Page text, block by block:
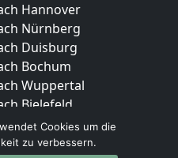
Hannover
Nürnberg
Duisburg
Bochum
Wuppertal
Bielefeld
Bonn
Münster
Cookies um die
zu verbessern.